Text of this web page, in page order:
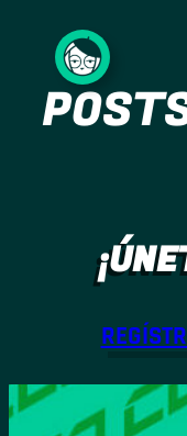
contenido